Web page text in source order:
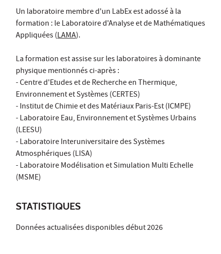
Un laboratoire membre d'un LabEx est adossé à la
formation : le Laboratoire d'Analyse et de Mathématiques
Appliquées (LAMA).
La formation est assise sur les laboratoires à dominante
physique mentionnés ci-après :
- Centre d'Etudes et de Recherche en Thermique,
Environnement et Systèmes (CERTES)
- Institut de Chimie et des Matériaux Paris-Est (ICMPE)
- Laboratoire Eau, Environnement et Systèmes Urbains
(LEESU)
- Laboratoire Interuniversitaire des Systèmes
Atmosphériques (LISA)
- Laboratoire Modélisation et Simulation Multi Echelle
(MSME)
STATISTIQUES
Données actualisées disponibles début 2026